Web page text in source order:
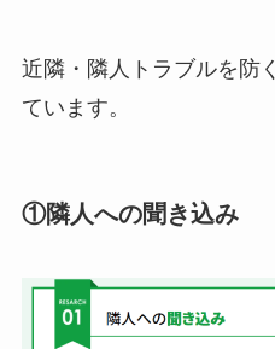
近隣・隣人トラブルを防
ています。
①隣人への聞き込み